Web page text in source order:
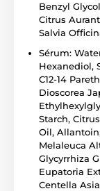
Benzyl
Citrus
Salvia
Sérum:
Hexanediol,
C12-14
Dioscorea
Starch,
Oil,
Melaleuca
Glycyrrhiza
Eupatoria
Centella